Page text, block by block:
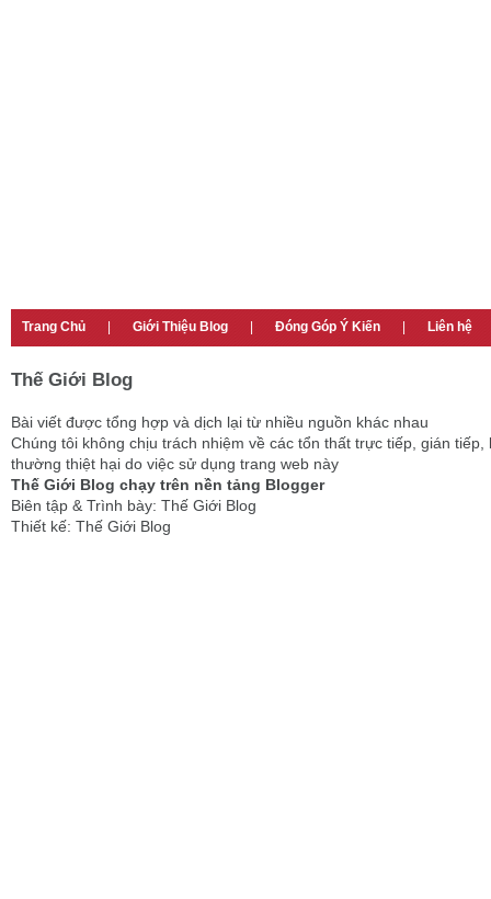
Trang Chủ Giới Thiệu Blog Đóng Góp Ý Kiến Liên hệ
Thế Giới Blog
Bài viết được tổng hợp và dịch lại từ nhiều nguồn khác nhau
Chúng tôi không chịu trách nhiệm về các tổn thất trực tiếp, gián tiếp,
thường thiệt hại do việc sử dụng trang web này
Thế Giới Blog chạy trên nền tảng Blogger
Biên tập & Trình bày: Thế Giới Blog
Thiết kế: Thế Giới Blog